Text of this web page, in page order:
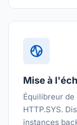
Mise à
Équilibreur
HTTP.SYS.
instances